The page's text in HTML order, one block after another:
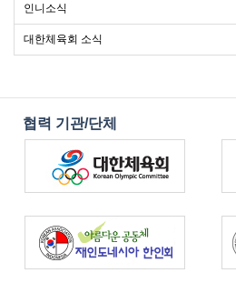
인니소식
대한체육회 소식
협력 기관/단체